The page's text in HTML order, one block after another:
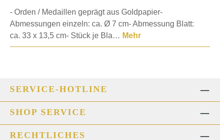
- Orden / Medaillen geprägt aus Goldpapier-
Abmessungen einzeln: ca. Ø 7 cm- Abmessung Blatt:
ca. 33 x 13,5 cm- Stück je Bla… Mehr
SERVICE-HOTLINE
SHOP SERVICE
RECHTLICHES